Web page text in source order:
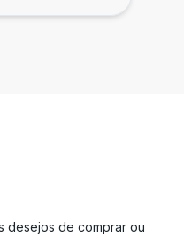
desejos de comprar ou